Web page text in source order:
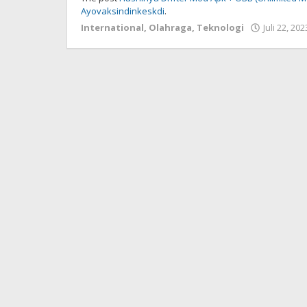
Ayovaksindinkeskdi.
International, Olahraga, Teknologi Juli 22,